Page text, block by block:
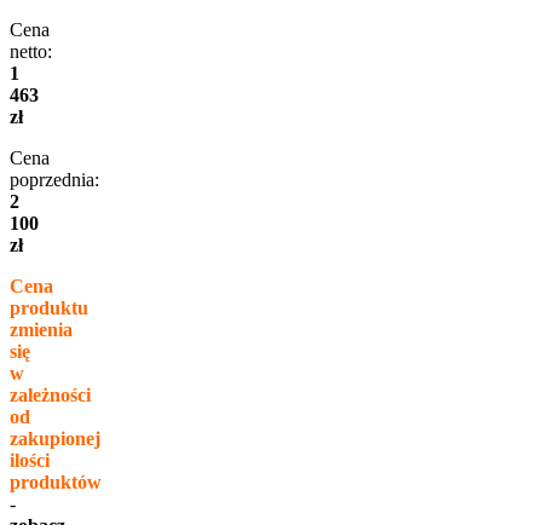
Cena
netto:
1
463
zł
Cena
poprzednia:
2
100
zł
Cena
produktu
zmienia
się
w
zależności
od
zakupionej
ilości
produktów
-